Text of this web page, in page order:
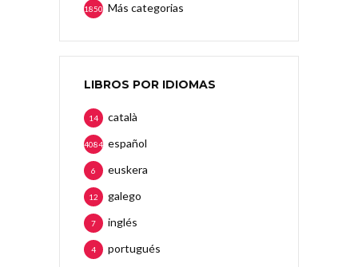
Más categorias
1850
LIBROS POR IDIOMAS
català
14
español
4084
euskera
6
galego
12
inglés
7
portugués
4